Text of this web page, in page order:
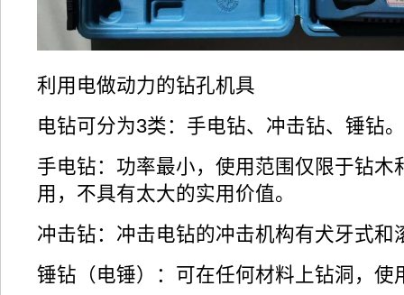
利用电做动力的钻孔机具
电钻可分为3类：手电钻、冲击钻、锤钻。
手电钻：功率最小，使用范围仅限于钻木
用，不具有太大的实用价值。
冲击钻：冲击电钻的冲击机构有犬牙式和
锤钻（电锤）：可在任何材料上钻洞，使